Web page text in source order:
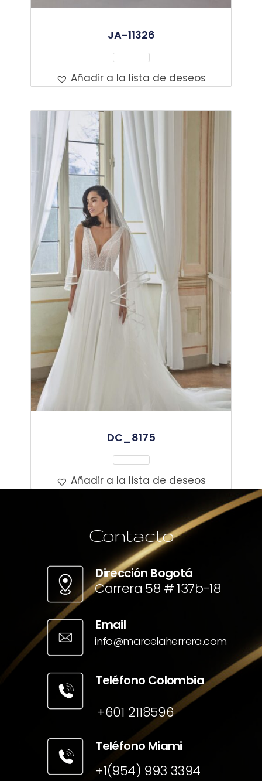
JA-11326
Leer Más
Añadir a la lista de deseos
DC_8175
Leer Más
Añadir a la lista de deseos
Contacto
Dirección Bogotá
Carrera 58 # 137b-18
Email
info@marcelaherrera.com
Teléfono Colombia
+601 2118596
Teléfono Miami
+1(954) 993 3394